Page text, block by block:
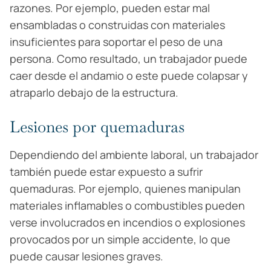
razones. Por ejemplo, pueden estar mal
ensambladas o construidas con materiales
insuficientes para soportar el peso de una
persona. Como resultado, un trabajador puede
caer desde el andamio o este puede colapsar y
atraparlo debajo de la estructura.
Lesiones por quemaduras
Dependiendo del ambiente laboral, un trabajador
también puede estar expuesto a sufrir
quemaduras. Por ejemplo, quienes manipulan
materiales inflamables o combustibles pueden
verse involucrados en incendios o explosiones
provocados por un simple accidente, lo que
puede causar lesiones graves.